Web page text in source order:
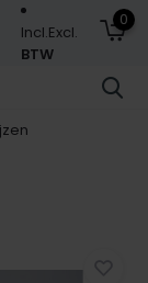
Incl.Excl.
BTW
0